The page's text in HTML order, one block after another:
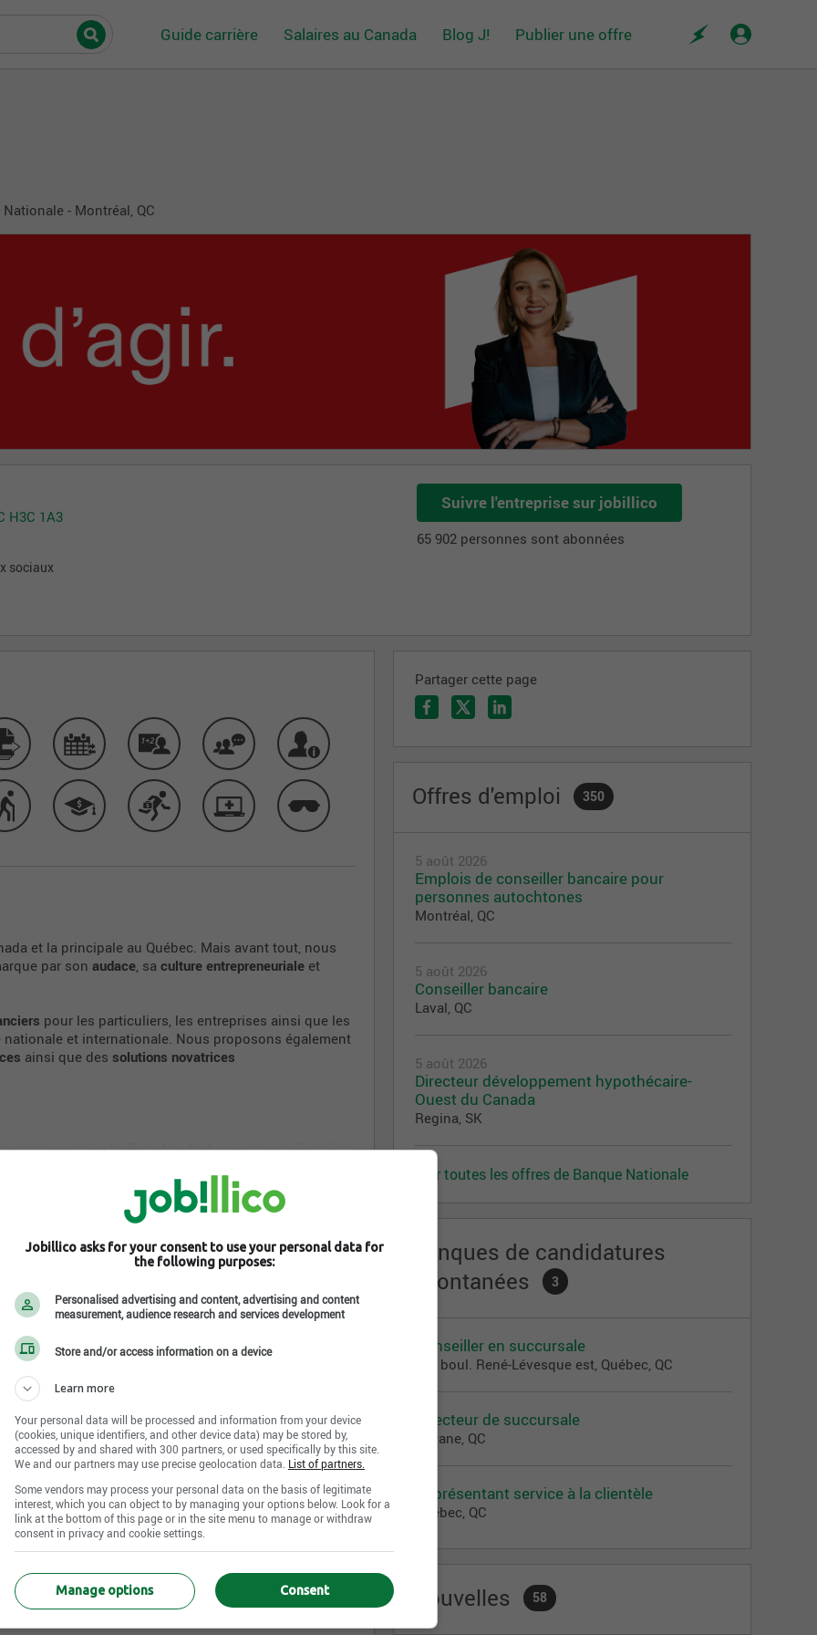
Guide carrière Salaires au Canada Blog J! Publier une offre
- Montréal, QC
H3C 1A3
sociaux
Suivre l'entreprise sur jobillico
65 902 personnes sont abonnées
et la principale au Québec. Mais avant tout, nous
par son audace, sa culture entrepreneuriale et
pour les particuliers, les entreprises ainsi que les
et internationale. Nous proposons également
ainsi que des solutions novatrices
inclusif et stimulantqui prône la flexibilité
qui font la différence pour notre clientèle, nos
de te consacrer à ce qui te tient à cœur.
passionnés dans une culture qui valorise la complicité,
réaliser de grandes choses et avoir un
stimulants : nos succursales, centres d’appels et
bureaux corporatifs accueillent notre passion et notre
le permettent.
les différentes expertises financières et faire
Partager cette page
Offres d'emploi 350
5 août 2026
Emplois de conseiller bancaire pour
personnes autochtones
Montréal, QC
5 août 2026
Conseiller bancaire
Laval, QC
5 août 2026
Directeur développement hypothécaire-
Ouest du Canada
Regina, SK
Voir toutes les offres de Banque Nationale
Banques de candidatures
spontanées
3
Conseiller en succursale
900 boul. René-Lévesque est, Québec, QC
Directeur de succursale
Matane, QC
Représentant service à la clientèle
Québec, QC
Nouvelles 58
Jobillico asks for your consent to use your personal data for
the following purposes:
Personalised advertising and content, advertising and content
measurement, audience research and services development
Store and/or access information on a device
Learn more
Your personal data will be processed and information from your device
(cookies, unique identifiers, and other device data) may be stored by,
accessed by and shared with 300 partners, or used specifically by this site.
We and our partners may use precise geolocation data. List of partners.
Some vendors may process your personal data on the basis of legitimate
interest, which you can object to by managing your options below. Look for a
link at the bottom of this page or in the site menu to manage or withdraw
consent in privacy and cookie settings.
Consent
Manage options